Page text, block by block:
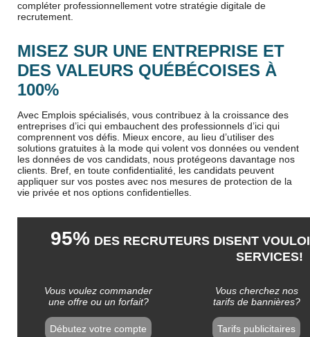
compléter professionnellement votre stratégie digitale de
recrutement.
MISEZ SUR UNE ENTREPRISE ET
DES VALEURS QUÉBÉCOISES À
100%
Avec Emplois spécialisés, vous contribuez à la croissance des
entreprises d’ici qui embauchent des professionnels d’ici qui
comprennent vos défis. Mieux encore, au lieu d’utiliser des
solutions gratuites à la mode qui volent vos données ou vendent
les données de vos candidats, nous protégeons davantage nos
clients. Bref, en toute confidentialité, les candidats peuvent
appliquer sur vos postes avec nos mesures de protection de la
vie privée et nos options confidentielles.
95% DES RECRUTEURS DISENT
SERVICES!
Vous voulez commander
une offre ou un forfait?
Vous cherchez nos
tarifs de bannières?